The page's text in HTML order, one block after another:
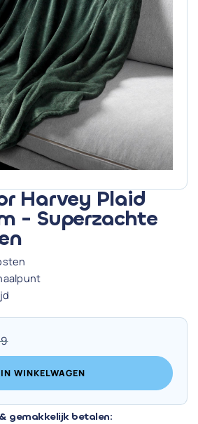
Harvey Plaid
- Superzachte
IN WINKELWAGEN
gemakkelijk betalen: